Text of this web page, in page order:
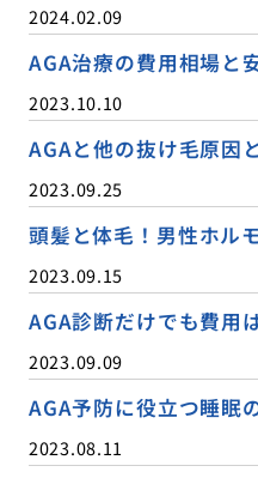
2024.02.09
AGA治療の費用相場と
2023.10.10
AGAと他の抜け毛原因
2023.09.25
頭髪と体毛！男性ホル
2023.09.15
AGA診断だけでも費用
2023.09.09
AGA予防に役立つ睡眠
2023.08.11